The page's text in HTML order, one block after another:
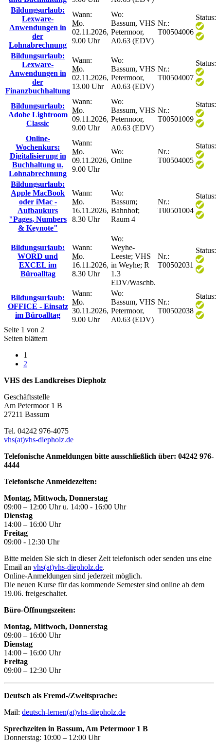
Bildungsurlaub:
Lexware-
Anwendungen in
der
Lohnabrechnung
Wann:
Mo.
02.11.2026,
9.00 Uhr
Wo:
Bassum, VHS
Petermoor,
A0.63 (EDV)
Nr.:
T00504006
Status:
Bildungsurlaub:
Lexware-
Anwendungen in
der
Finanzbuchhaltung
Wann:
Mo.
02.11.2026,
13.00 Uhr
Wo:
Bassum, VHS
Petermoor,
A0.63 (EDV)
Nr.:
T00504007
Status:
Bildungsurlaub:
Adobe Lightroom
Classic
Wann:
Mo.
09.11.2026,
9.00 Uhr
Wo:
Bassum, VHS
Petermoor,
A0.63 (EDV)
Nr.:
T00501009
Status:
Online-
Wochenkurs:
Digitalisierung in
Buchhaltung u.
Lohnabrechnung
Wann:
Mo.
09.11.2026,
9.00 Uhr
Wo:
Online
Nr.:
T00504005
Status:
Bildungsurlaub:
Apple MacBook
oder iMac -
Aufbaukurs
"Pages, Numbers
& Keynote"
Wann:
Mo.
16.11.2026,
8.30 Uhr
Wo:
Bassum;
Bahnhof;
Raum 4
Nr.:
T00501004
Status:
Bildungsurlaub:
WORD und
EXCEL im
Büroalltag
Wann:
Mo.
16.11.2026,
8.30 Uhr
Wo:
Weyhe-
Leeste; VHS
in Weyhe; R
1.3
EDV/Waschb.
Nr.:
T00502031
Status:
Bildungsurlaub:
OFFICE - Einsatz
im Büroalltag
Wann:
Mo.
30.11.2026,
9.00 Uhr
Wo:
Bassum, VHS
Petermoor,
A0.63 (EDV)
Nr.:
T00502038
Status:
Seite 1 von 2
Seiten blättern
1
2
VHS des Landkreises Diepholz
Geschäftsstelle
Am Petermoor 1 B
27211 Bassum
Tel. 04242 976-4075
vhs(at)vhs-diepholz.de
Telefonische Anmeldungen bitte ausschließlich über: 04242 976-
4444
Telefonische Anmeldezeiten:
Montag, Mittwoch, Donnerstag
09:00 – 12:00 Uhr u. 14:00 - 16:00 Uhr
Dienstag
14:00 – 16:00 Uhr
Freitag
09:00 - 12:30 Uhr
Bitte melden Sie sich in dieser Zeit telefonisch oder senden uns eine
Email an vhs(at)vhs-diepholz.de.
Online-Anmeldungen sind jederzeit möglich.
Die neuen Kurse für das kommende Semester sind online ab dem
19.06. freigeschaltet.
Büro-Öffnungszeiten:
Montag, Mittwoch, Donnerstag
09:00 – 16:00 Uhr
Dienstag
14:00 – 16:00 Uhr
Freitag
09:00 – 12:30 Uhr
Deutsch als Fremd-/Zweitsprache:
Mail: deutsch-lernen(at)vhs-diepholz.de
Sprechzeiten in Bassum, Am Petermoor 1 B
Donnerstag: 10:00 – 12:00 Uhr